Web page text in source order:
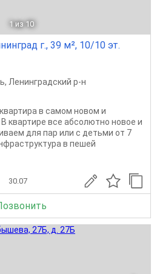
1 из 10
г., 39 м², 10/10 эт.
, Ленинградский р-н
в самом новом и
квартире все абсолютно новое и
для пар или с детьми от 7
в пешей
30.07